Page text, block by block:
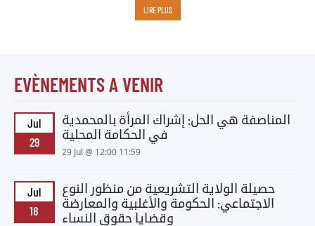
LIRE PLUS
EVÈNEMENTS A VENIR
Jul
29
المناصفة هي الحل: إشراك المرأة بالمحمدية
في الحكامة المحلية
29 Jul @ 12:00 11:59
Jul
18
حصيلة الولاية التشريعية من منظور النوع
الاجتماعي: الحكومة والأغلبية والمعارضة
وقضايا حقوق النساء